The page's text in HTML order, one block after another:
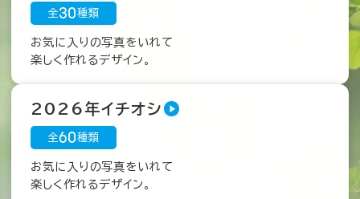
全30種類
お気に入りの写真をいれて
楽しく作れるデザイン。
2026年イチオシ
全60種類
お気に入りの写真をいれて
楽しく作れるデザイン。
会社概要
運営サイト